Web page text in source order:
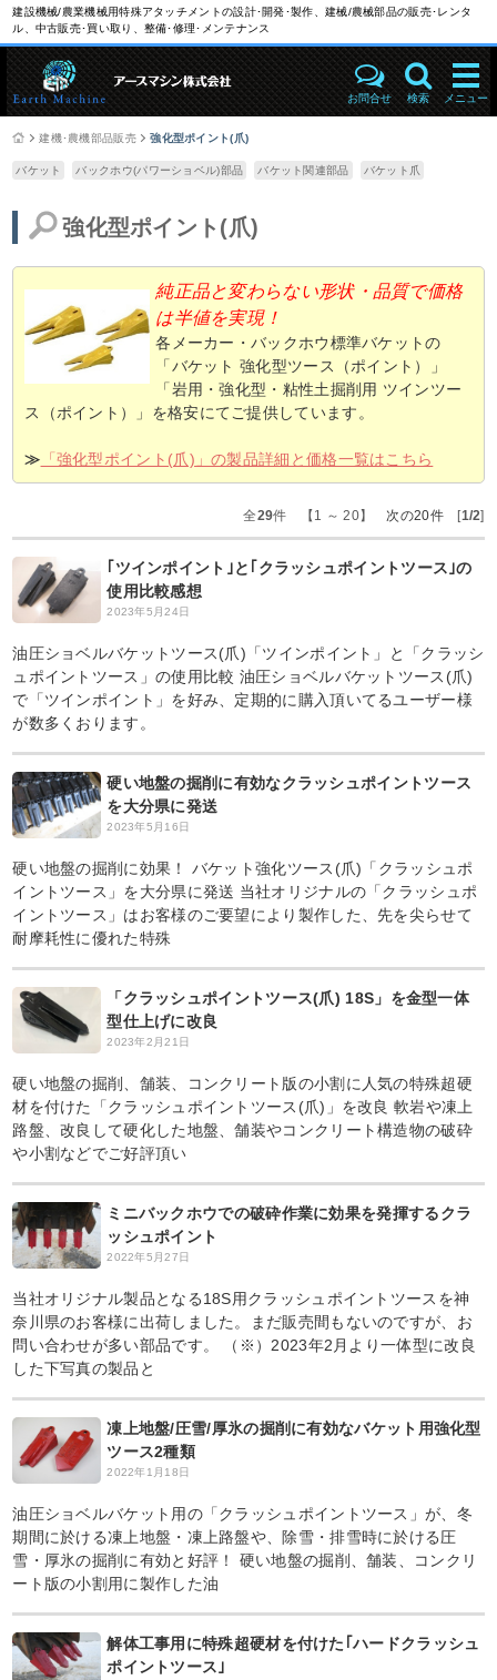
建設機械/農業機械用特殊アタッチメントの設計･開発･製作、建械/農械部品の販売･レンタ
ル、中古販売･買い取り、整備･修理･メンテナンス
お問合せ 検索 メニュー
建機･農機部品販売 強化型ポイント(爪)
バケット バックホウ(パワーショベル)部品 バケット関連部品 バケット爪
強化型ポイント(爪)
純正品と変わらない形状・品質で価格
は半値を実現！
各メーカー・バックホウ標準バケットの
「バケット 強化型ツース（ポイント）」
「岩用・強化型・粘性土掘削用 ツインツー
ス（ポイント）」を格安にてご提供しています。
≫ 「強化型ポイント(爪)」の製品詳細と価格一覧はこちら
全29件 【1 ～ 20】 次の20件[1/2]
｢ツインポイント｣と｢クラッシュポイントツース｣の
使用比較感想
2023年5月24日
油圧ショベルバケットツース(爪)「ツインポイント」と「クラッシ
ュポイントツース」の使用比較 油圧ショベルバケットツース(爪)
で「ツインポイント」を好み、定期的に購入頂いてるユーザー様
が数多くおります。
硬い地盤の掘削に有効なクラッシュポイントツース
を大分県に発送
2023年5月16日
硬い地盤の掘削に効果！ バケット強化ツース(爪)「クラッシュポ
イントツース」を大分県に発送 当社オリジナルの「クラッシュポ
イントツース」はお客様のご要望により製作した、先を尖らせて
耐摩耗性に優れた特殊
「クラッシュポイントツース(爪) 18S」を金型一体
型仕上げに改良
2023年2月21日
硬い地盤の掘削、舗装、コンクリート版の小割に人気の特殊超硬
材を付けた「クラッシュポイントツース(爪)」を改良 軟岩や凍上
路盤、改良して硬化した地盤、舗装やコンクリート構造物の破砕
や小割などでご好評頂い
ミニバックホウでの破砕作業に効果を発揮するクラ
ッシュポイント
2022年5月27日
当社オリジナル製品となる18S用クラッシュポイントツースを神
奈川県のお客様に出荷しました。まだ販売間もないのですが、お
問い合わせが多い部品です。 （※）2023年2月より一体型に改良
した下写真の製品と
凍上地盤/圧雪/厚氷の掘削に有効なバケット用強化型
ツース2種類
2022年1月18日
油圧ショベルバケット用の「クラッシュポイントツース」が、冬
期間に於ける凍上地盤・凍上路盤や、除雪・排雪時に於ける圧
雪・厚氷の掘削に有効と好評！ 硬い地盤の掘削、舗装、コンクリ
ート版の小割用に製作した油
解体工事用に特殊超硬材を付けた｢ハードクラッシュ
ポイントツース｣